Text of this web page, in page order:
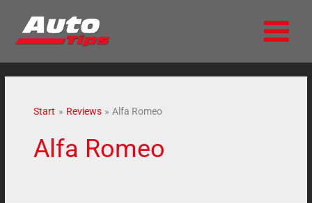
springen
Start Reviews Alfa Romeo
Alfa Romeo